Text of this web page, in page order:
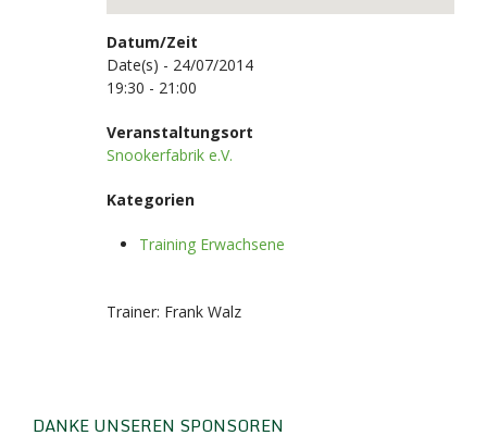
Datum/Zeit
Date(s) - 24/07/2014
19:30 - 21:00
Veranstaltungsort
Snookerfabrik e.V.
Kategorien
Training Erwachsene
Trainer: Frank Walz
DANKE UNSEREN SPONSOREN